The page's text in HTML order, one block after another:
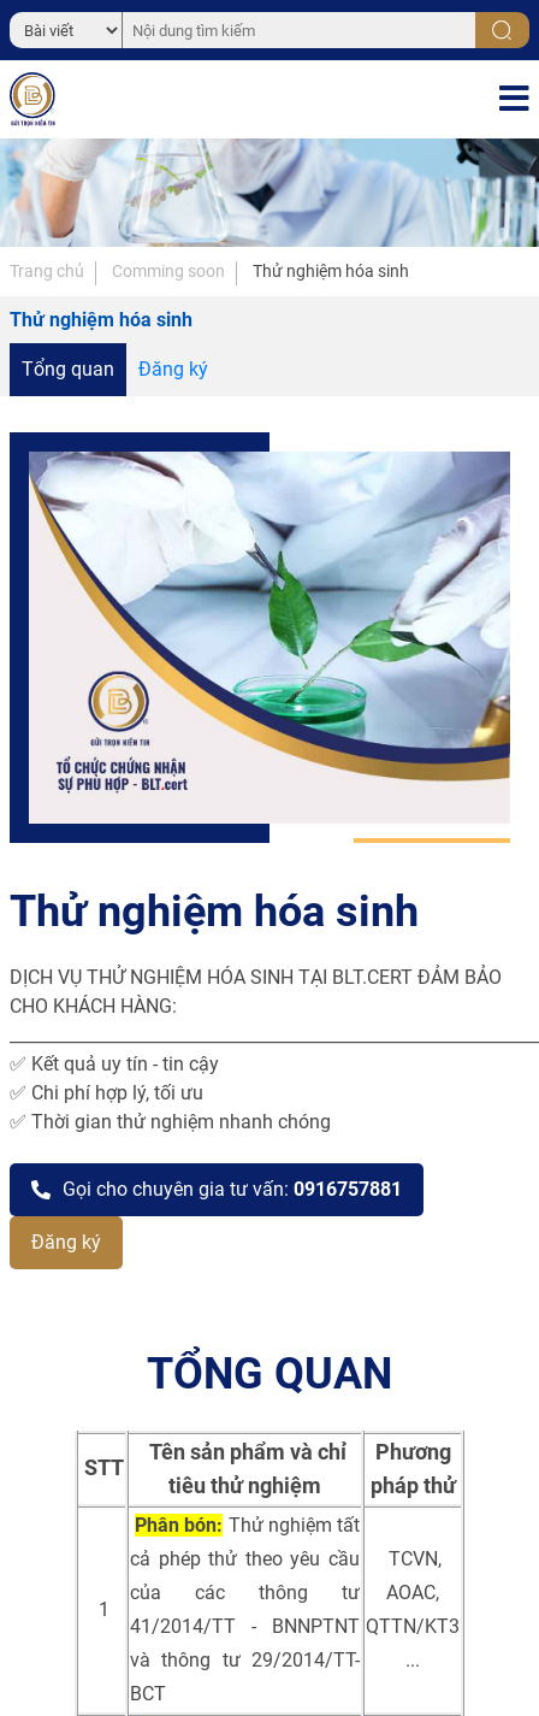
Trang chủ Comming soon Thử nghiệm hóa sinh
Thử nghiệm hóa sinh
Tổng quan Đăng ký
Thử nghiệm hóa sinh
DỊCH VỤ THỬ NGHIỆM HÓA SINH TẠI BLT.CERT ĐẢM BẢO
CHO KHÁCH HÀNG:
✅ Kết quả uy tín - tin cậy
✅ Chi phí hợp lý, tối ưu
✅ Thời gian thử nghiệm nhanh chóng
Gọi cho chuyên gia tư vấn: 0916757881
Đăng ký
TỔNG QUAN
STT
Tên sản phẩm và chỉ
tiêu thử nghiệm
Phương
pháp thử
1
Phân bón: Thử nghiệm tất
cả phép thử theo yêu cầu
của các thông tư
41/2014/TT - BNNPTNT
và thông tư 29/2014/TT-
BCT
TCVN,
AOAC,
QTTN/KT3
...